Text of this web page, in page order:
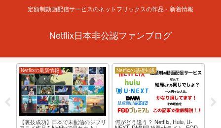
定額制動画配信サービスのネットフリックスの作品・新着情報
Netflix日本非公認ファンブログ
Netflixの最新情報
【裏技成功】日本で未配信のジブリ
Netflixの基礎知識
何がどう違う？ Netflix, Hulu, U-